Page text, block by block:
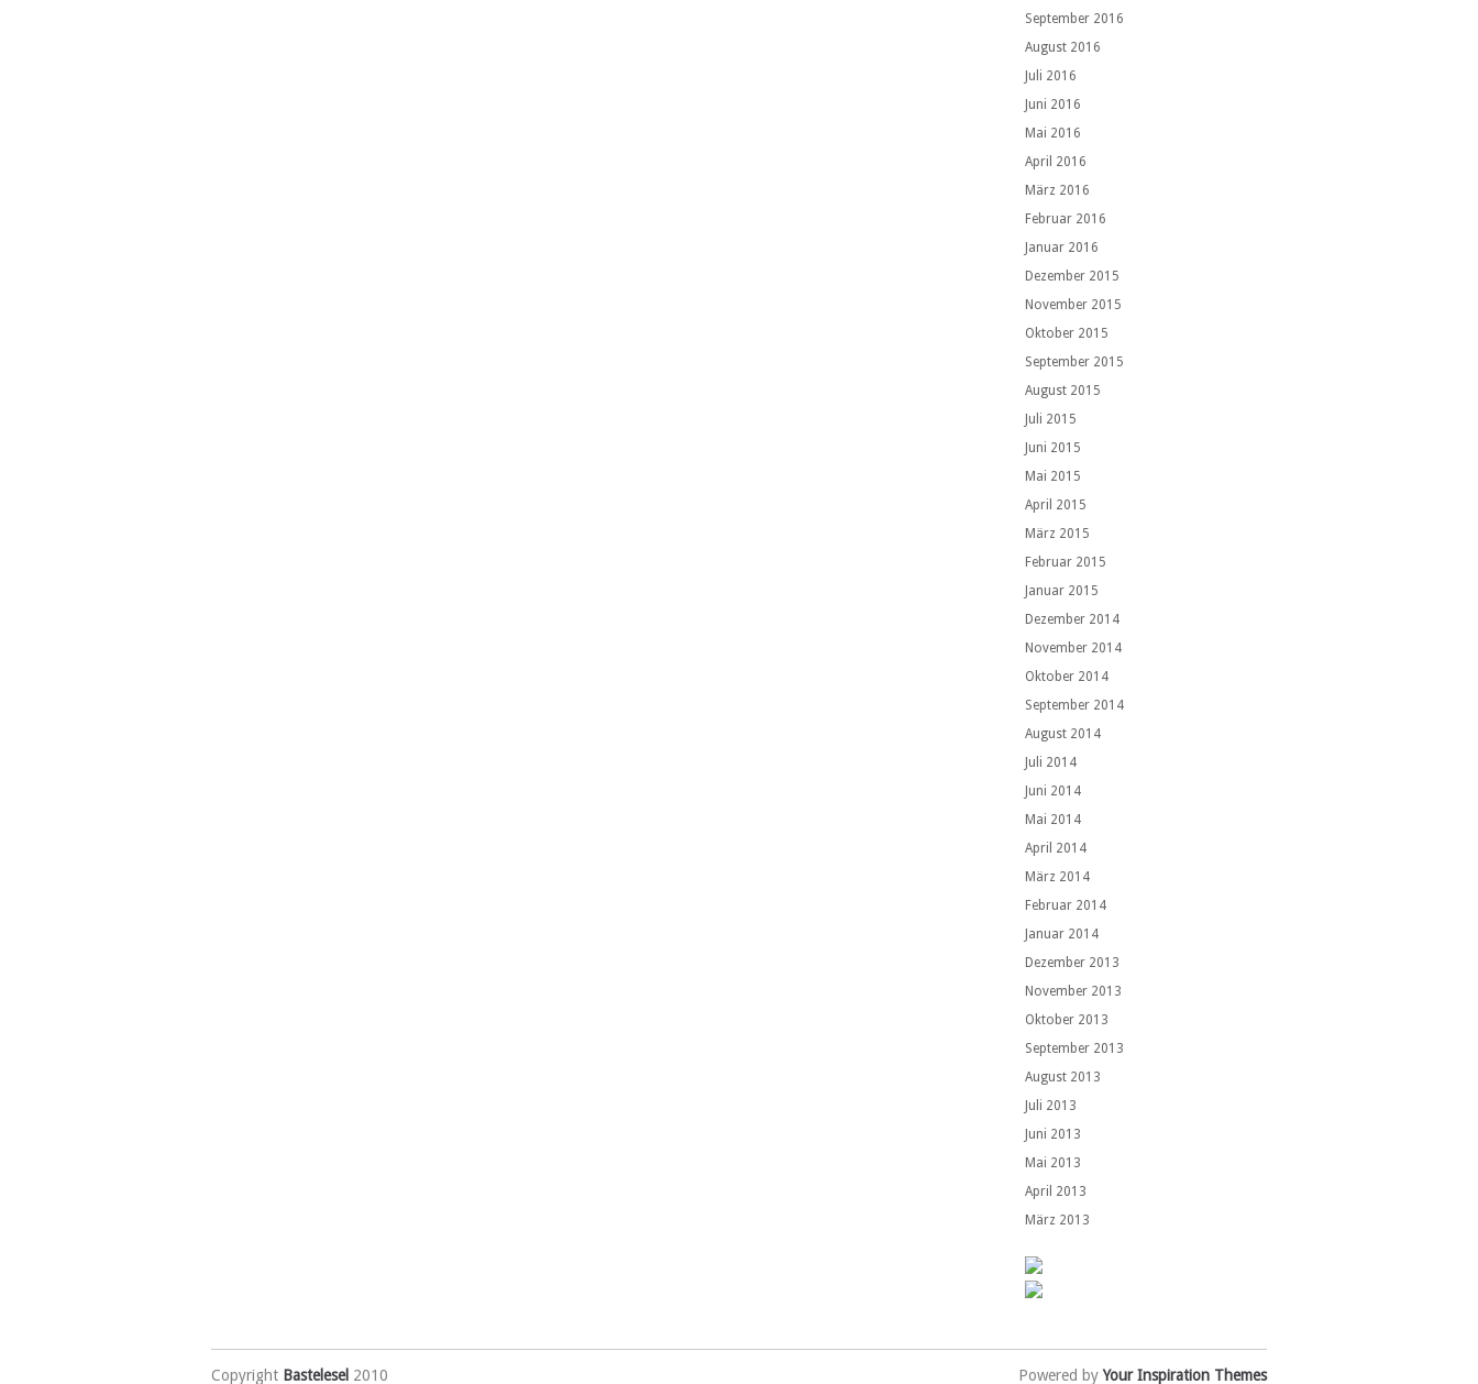
September 2016
August 2016
Juli 2016
Juni 2016
Mai 2016
April 2016
März 2016
Februar 2016
Januar 2016
Dezember 2015
November 2015
Oktober 2015
September 2015
August 2015
Juli 2015
Juni 2015
Mai 2015
April 2015
März 2015
Februar 2015
Januar 2015
Dezember 2014
November 2014
Oktober 2014
September 2014
August 2014
Juli 2014
Juni 2014
Mai 2014
April 2014
März 2014
Februar 2014
Januar 2014
Dezember 2013
November 2013
Oktober 2013
September 2013
August 2013
Juli 2013
Juni 2013
Mai 2013
April 2013
März 2013
Copyright Bastelesel 2010 Powered byYour Inspiration Themes